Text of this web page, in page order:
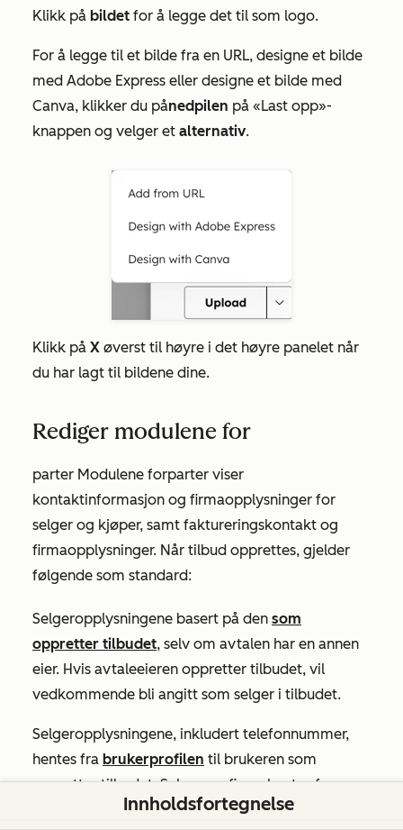
Klikk på bildet for å legge det til som logo.
For å legge til et bilde fra en URL, designe et bilde
med Adobe Express eller designe et bilde med
Canva, klikker du pånedpilen på «Last opp»-
knappen og velger et alternativ.
Klikk på X øverst til høyre i det høyre panelet når
du har lagt til bildene dine.
Rediger modulene for
parter Modulene forparter viser
kontaktinformasjon og firmaopplysninger for
selger og kjøper, samt faktureringskontakt og
firmaopplysninger. Når tilbud opprettes, gjelder
følgende som standard:
Selgeropplysningene basert på den som
oppretter tilbudet, selv om avtalen har en annen
eier. Hvis avtaleeieren oppretter tilbudet, vil
vedkommende bli angitt som selger i tilbudet.
Selgeropplysningene, inkludert telefonnummer,
hentes fra brukerprofilen til brukeren som
oppretter tilbudet. Selgerens firma hentes fra
kontoens bedriftsinformasjon.
Innholdsfortegnelse